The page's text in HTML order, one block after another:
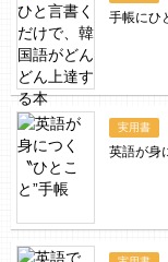
手帳にひ
実用書
英語が身